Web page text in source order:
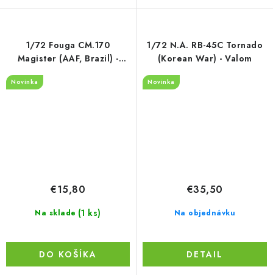
1/72 Fouga CM.170
Magister (AAF, Brazil) -
Novinka
Na sklade (1 ks)
€15,80
DO KOŠÍKA
1/72 N.A. RB-45C Tornado
(Korean War) - Valom
Novinka
Na objednávku
€35,50
DETAIL